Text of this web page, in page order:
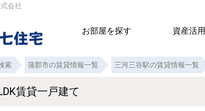
会社
お部屋を探す 資産活用
索 蒲郡市の賃貸情報一覧 三河三谷駅の賃貸情報一覧
賃貸一戸建て